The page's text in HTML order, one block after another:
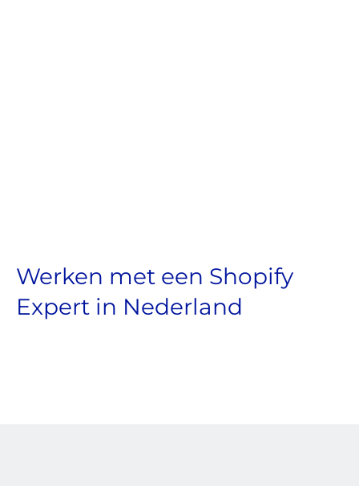
Werken met een Shopify
Expert in Nederland